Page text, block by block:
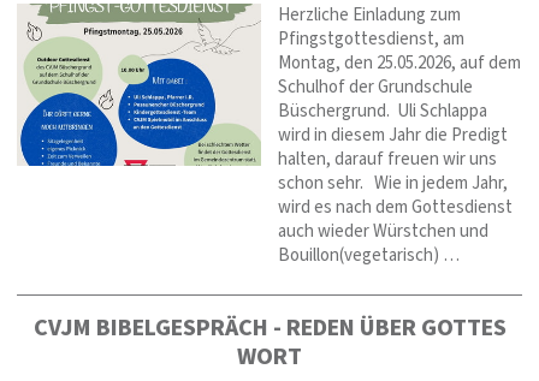
Herzliche Einladung zum
Pfingstgottesdienst, am
Montag, den 25.05.2026, auf dem
Schulhof der Grundschule
Büschergrund. Uli Schlappa
wird in diesem Jahr die Predigt
halten, darauf freuen wir uns
schon sehr. Wie in jedem Jahr,
wird es nach dem Gottesdienst
auch wieder Würstchen und
Bouillon(vegetarisch) …
CVJM BIBELGESPRÄCH - REDEN ÜBER GOTTES
WORT